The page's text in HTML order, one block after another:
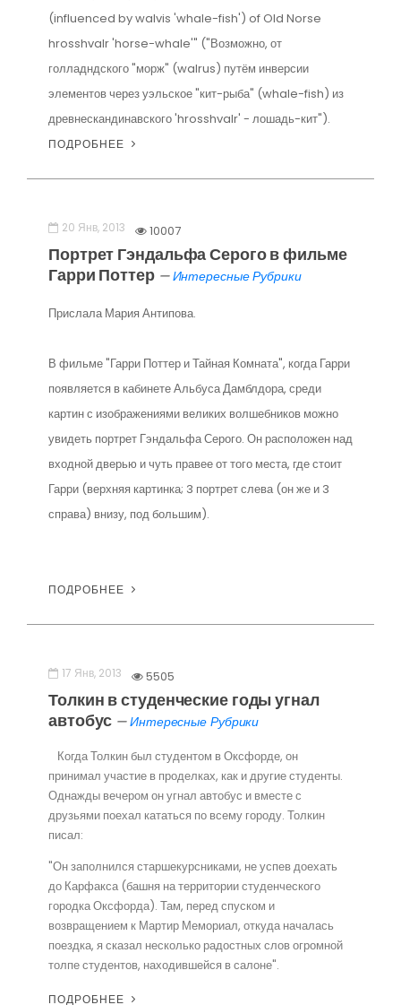
(influenced by walvis 'whale-fish') of Old Norse
hrosshvalr 'horse-whale'" ("Возможно, от
голладндского "морж" (walrus) путём инверсии
элементов через уэльское "кит-рыба" (whale-fish) из
древнескандинавского 'hrosshvalr' - лошадь-кит").
ПОДРОБНЕЕ
20 Янв, 2013 10007
Портрет Гэндальфа Серого в фильме
Гарри Поттер —Интересные Рубрики
Прислала Мария Антипова.
В фильме "Гарри Поттер и Тайная Комната", когда Гарри
появляется в кабинете Альбуса Дамблдора, среди
картин с изображениями великих волшебников можно
увидеть портрет Гэндальфа Серого. Он расположен над
входной дверью и чуть правее от того места, где стоит
Гарри (верхняя картинка; 3 портрет слева (он же и 3
справа) внизу, под большим).
ПОДРОБНЕЕ
17 Янв, 2013 5505
Толкин в студенческие годы угнал
автобус —Интересные Рубрики
Когда Толкин был студентом в Оксфорде, он
принимал участие в проделках, как и другие студенты.
Однажды вечером он угнал автобус и вместе с
друзьями поехал кататься по всему городу. Толкин
писал:
"Он заполнился старшекурсниками, не успев доехать
до Карфакса (башня на территории студенческого
городка Оксфорда). Там, перед спуском и
возвращением к Мартир Мемориал, откуда началась
поездка, я сказал несколько радостных слов огромной
толпе студентов, находившейся в салоне".
ПОДРОБНЕЕ